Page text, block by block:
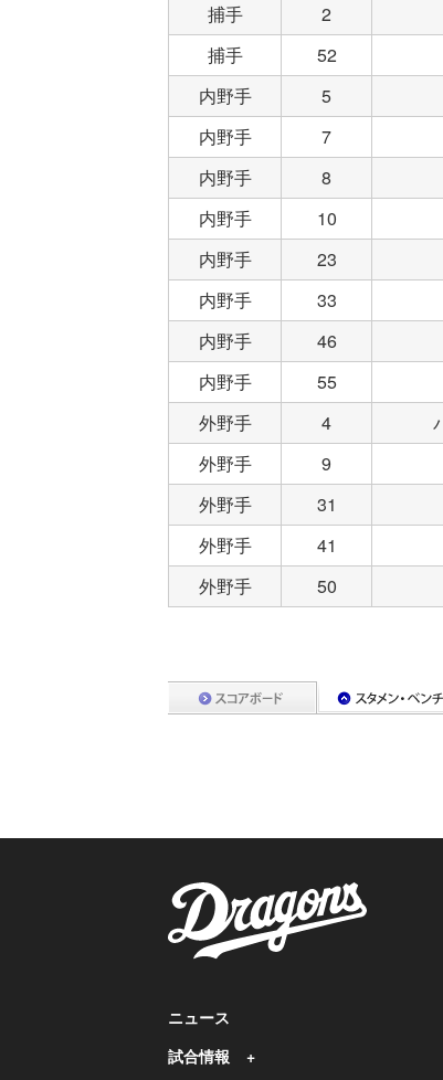
捕手
2
捕手
52
内野手
5
内野手
7
内野手
8
内野手
10
内野手
23
内野手
33
内野手
46
内野手
55
外野手
4
外野手
9
外野手
31
外野手
41
外野手
50
ニュース
試合情報